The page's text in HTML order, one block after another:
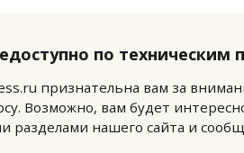
по техническим
признательна вам за
Возможно, вам будет
разделами нашего сайта и